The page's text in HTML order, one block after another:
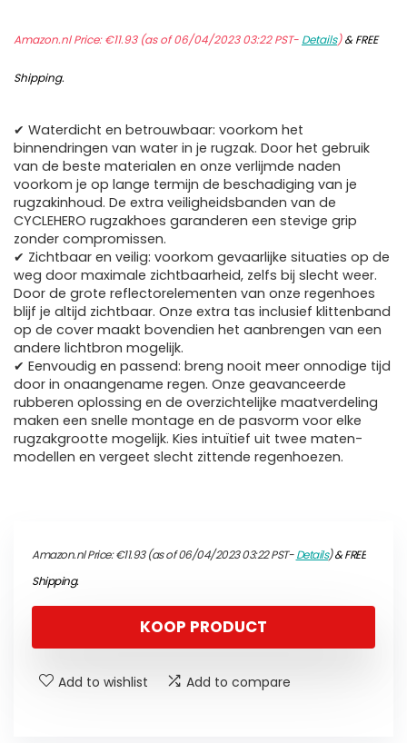
Amazon.nl Price:€11.93(as of 06/04/2023 03:22 PST- Details)&FREE
Shipping.
✔ Waterdicht en betrouwbaar: voorkom het
binnendringen van water in je rugzak. Door het gebruik
van de beste materialen en onze verlijmde naden
voorkom je op lange termijn de beschadiging van je
rugzakinhoud. De extra veiligheidsbanden van de
CYCLEHERO rugzakhoes garanderen een stevige grip
zonder compromissen.
✔ Zichtbaar en veilig: voorkom gevaarlijke situaties op de
weg door maximale zichtbaarheid, zelfs bij slecht weer.
Door de grote reflectorelementen van onze regenhoes
blijf je altijd zichtbaar. Onze extra tas inclusief klittenband
op de cover maakt bovendien het aanbrengen van een
andere lichtbron mogelijk.
✔ Eenvoudig en passend: breng nooit meer onnodige tijd
door in onaangename regen. Onze geavanceerde
rubberen oplossing en de overzichtelijke maatverdeling
maken een snelle montage en de pasvorm voor elke
rugzakgrootte mogelijk. Kies intuïtief uit twee maten-
modellen en vergeet slecht zittende regenhoezen.
Amazon.nl Price:€11.93(as of 06/04/2023 03:22 PST-Details)&FREE
Shipping.
KOOP PRODUCT
Add to wishlist Add to compare